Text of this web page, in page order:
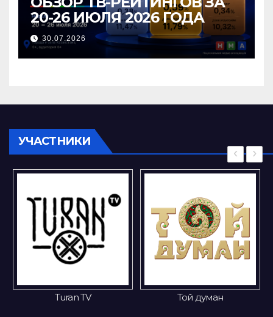
20-26 ИЮЛЯ 2026 ГОДА
30.07.2026
УЧАСТНИКИ
Turan TV Той думан
‹ ›